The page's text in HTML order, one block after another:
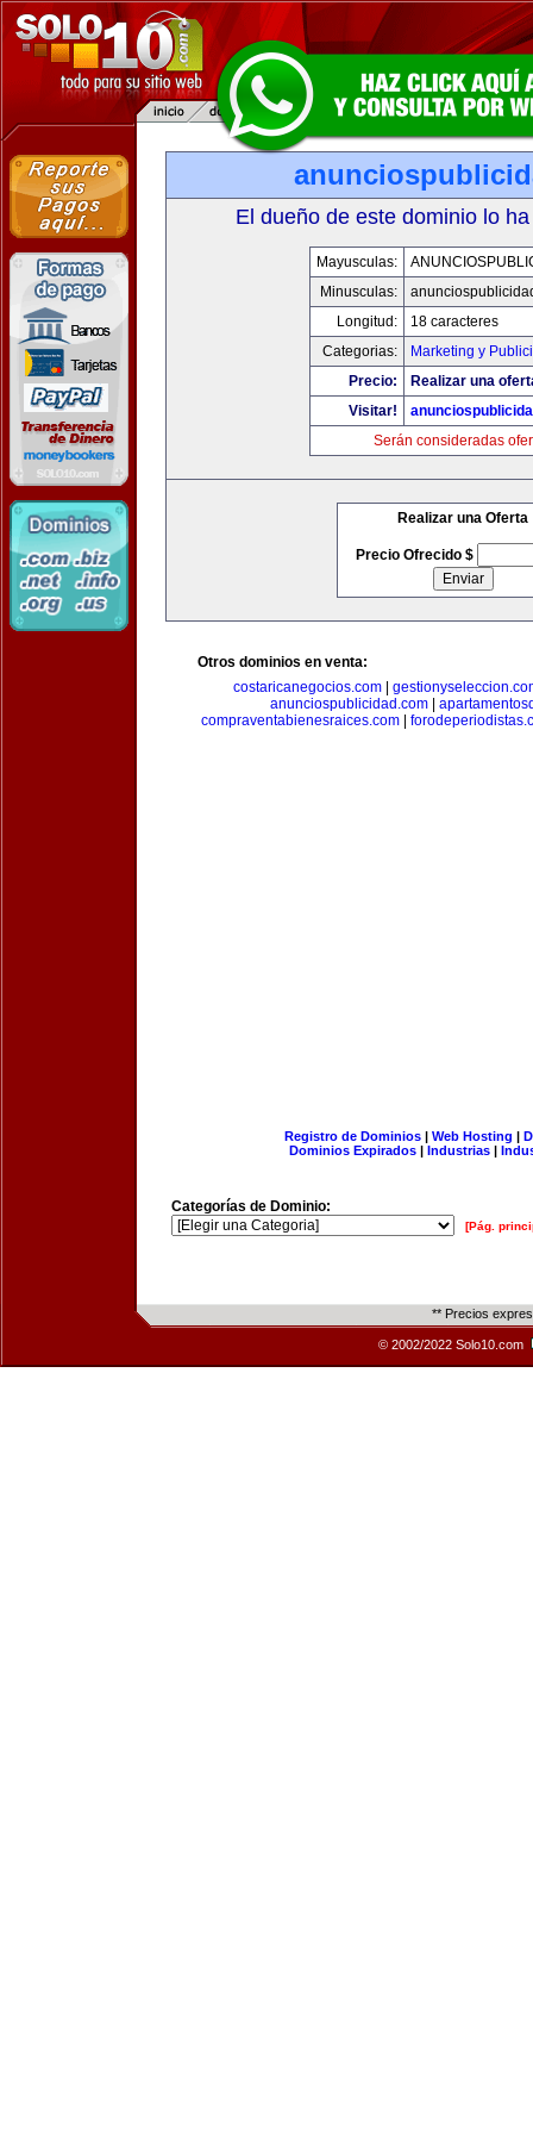
El dueño de este dominio lo
Mayusculas:
Minusculas:
Longitud:
18 caracteres
Categorias:
Marketing y
Precio:
Realizar una
Visitar!
Serán consideradas
Realizar una Oferta
Precio Ofrecido $
Otros dominios en venta:
costaricanegocios.com|
anunciospublicidad.com|
compraventabienesraices.com
Registro de Dominios| Web Hosting |
Dominios Expirados | Industrias |
Categorías de Dominio:
[Pág.
** Precios
© 2002/2022 Solo10.com